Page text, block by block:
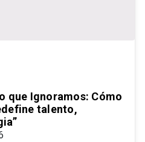
que Ignoramos: Cómo
talento,